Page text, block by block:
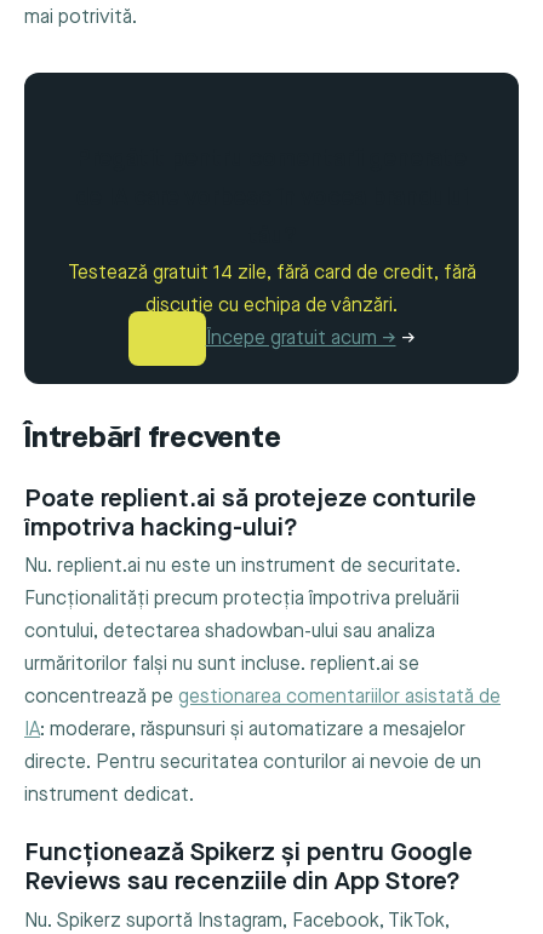
mai potrivită.
Testează gratuit 14 zile, fără card de credit, fără
discuție cu echipa de vânzări.
Începe gratuit acum → →
Întrebări frecvente
Poate replient.ai să protejeze conturile
împotriva hacking-ului?
Nu. replient.ai nu este un instrument de securitate.
Funcționalități precum protecția împotriva preluării
contului, detectarea shadowban-ului sau analiza
urmăritorilor falși nu sunt incluse. replient.ai se
concentrează pe gestionarea comentariilor asistată de
IA: moderare, răspunsuri și automatizare a mesajelor
directe. Pentru securitatea conturilor ai nevoie de un
instrument dedicat.
Funcționează Spikerz și pentru Google
Reviews sau recenziile din App Store?
Nu. Spikerz suportă Instagram, Facebook, TikTok,